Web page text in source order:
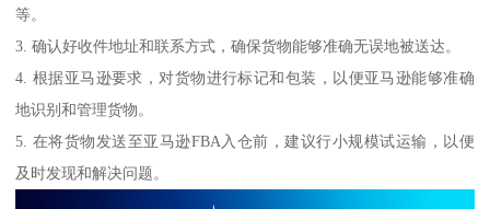
等。
3. 确认好收件地址和联系方式，确保货物能够准确无误地被送达。
4. 根据亚马逊要求，对货物进行标记和包装，以便亚马逊能够准确
地识别和管理货物。
5. 在将货物发送至亚马逊FBA入仓前，建议行小规模试运输，以便
及时发现和解决问题。